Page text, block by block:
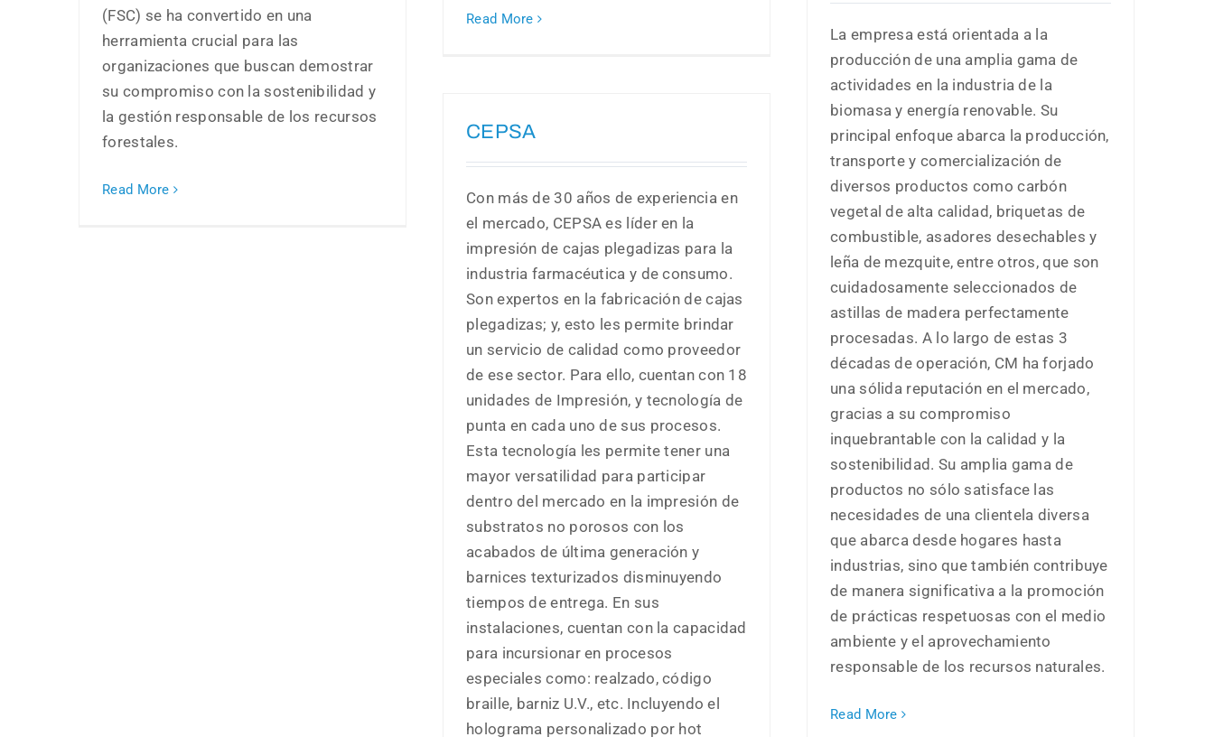
Read More
(FSC) se ha convertido en una
herramienta crucial para las
organizaciones que buscan demostrar
su compromiso con la sostenibilidad y
la gestión responsable de los recursos
forestales.
Read More
La empresa está orientada a la
producción de una amplia gama de
actividades en la industria de la
biomasa y energía renovable. Su
principal enfoque abarca la producción,
transporte y comercialización de
diversos productos como carbón
vegetal de alta calidad, briquetas de
combustible, asadores desechables y
leña de mezquite, entre otros, que son
cuidadosamente seleccionados de
astillas de madera perfectamente
procesadas. A lo largo de estas 3
décadas de operación, CM ha forjado
una sólida reputación en el mercado,
gracias a su compromiso
inquebrantable con la calidad y la
sostenibilidad. Su amplia gama de
productos no sólo satisface las
necesidades de una clientela diversa
que abarca desde hogares hasta
industrias, sino que también contribuye
de manera significativa a la promoción
de prácticas respetuosas con el medio
ambiente y el aprovechamiento
responsable de los recursos naturales.
Read More
CEPSA
Con más de 30 años de experiencia en
el mercado, CEPSA es líder en la
impresión de cajas plegadizas para la
industria farmacéutica y de consumo.
Son expertos en la fabricación de cajas
plegadizas; y, esto les permite brindar
un servicio de calidad como proveedor
de ese sector. Para ello, cuentan con 18
unidades de Impresión, y tecnología de
punta en cada uno de sus procesos.
Esta tecnología les permite tener una
mayor versatilidad para participar
dentro del mercado en la impresión de
substratos no porosos con los
acabados de última generación y
barnices texturizados disminuyendo
tiempos de entrega. En sus
instalaciones, cuentan con la capacidad
para incursionar en procesos
especiales como: realzado, código
braille, barniz U.V., etc. Incluyendo el
holograma personalizado por hot